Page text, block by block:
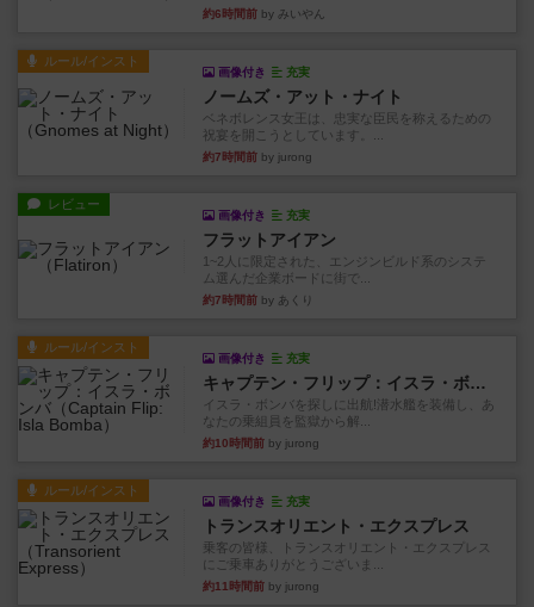
約6時間前 by みいやん
ルール/インスト
画像付き 充実
ノームズ・アット・ナイト
ベネボレンス女王は、忠実な臣民を称えるための
祝宴を開こうとしています。...
約7時間前 by jurong
レビュー
画像付き 充実
フラットアイアン
1~2人に限定された、エンジンビルド系のシステ
ム選んだ企業ボードに街で...
約7時間前 by あくり
ルール/インスト
画像付き 充実
キャプテン・フリップ：イスラ・ボンバ
イスラ・ボンバを探しに出航!潜水艦を装備し、あ
なたの乗組員を監獄から解...
約10時間前 by jurong
ルール/インスト
画像付き 充実
トランスオリエント・エクスプレス
乗客の皆様、トランスオリエント・エクスプレス
にご乗車ありがとうございま...
約11時間前 by jurong